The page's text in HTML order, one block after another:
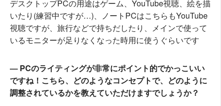
デスクトップPCの用途はゲーム、YouTube視聴、絵を描
いたり(練習中ですが…)、ノートPCはこちらもYouTube
視聴ですが、旅行などで持ちだしたり、メインで使って
いるモニターが足りなくなった時用に使うぐらいです
― PCのライティングが非常にポイント的でかっこいい
ですね！こちら、どのようなコンセプトで、どのように
調整されているかを教えていただけますでしょうか？